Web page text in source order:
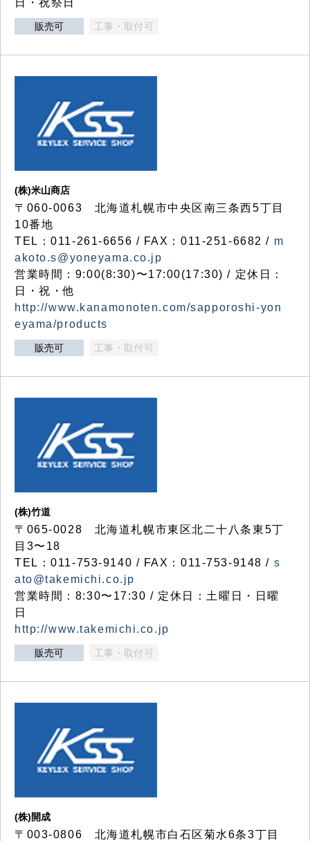
日・祝祭日
販売可 工事・取付可
(株)米山商店
〒060-0063 北海道札幌市中央区南三条西5丁目
10番地
TEL：011-261-6656 / FAX：011-251-6682 / m
akoto.s@yoneyama.co.jp
営業時間：9:00(8:30)〜17:00(17:30) / 定休日：
日・祝・他
http://www.kanamonoten.com/sapporoshi-yon
eyama/products
販売可 工事・取付可
(株)竹道
〒065-0028 北海道札幌市東区北二十八条東5丁
目3〜18
TEL：011-753-9140 / FAX：011-753-9148 / s
ato@takemichi.co.jp
営業時間：8:30〜17:30 / 定休日：土曜日・日曜
日
http://www.takemichi.co.jp
販売可 工事・取付可
(株)開成
〒003-0806 北海道札幌市白石区菊水6条3丁目